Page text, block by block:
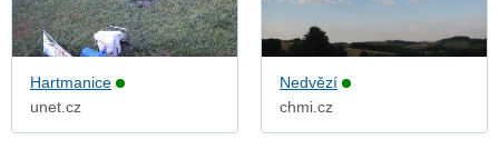
Hartmanice
unet.cz
Nedvězí
chmi.cz